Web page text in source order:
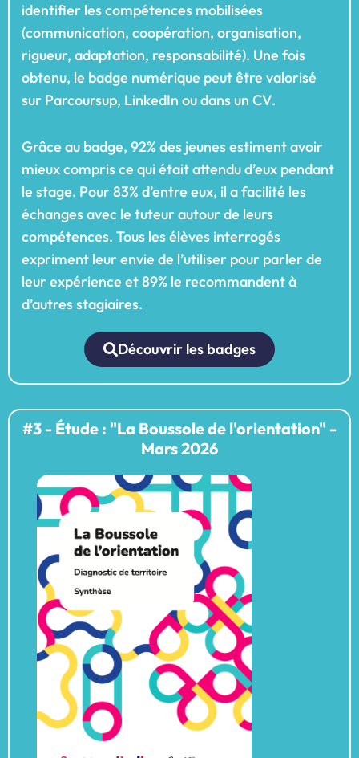
identifier les compétences mobilisées
(communication, coopération, organisation,
rigueur, adaptation, responsabilité). Une fois
obtenu, le badge numérique peut être valorisé
sur Parcoursup, LinkedIn ou dans un CV.
Grâce au badge, 92% des jeunes estiment avoir
mieux compris ce qui était attendu d’eux pendant
le stage. Pour 83% d’entre eux, il a facilité les
échanges avec le tuteur autour de leurs
compétences. Tous les élèves interrogés
expriment leur envie de l’utiliser pour parler de
leur expérience et 89% le recommandent à
d’autres stagiaires.
Découvrir les badges
#3 - Étude : "La Boussole de l'orientation" -
Mars 2026